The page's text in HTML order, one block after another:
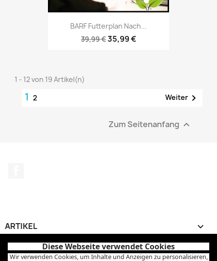
BARF Futterplan Nach...
39,99 €35,99 €
1 - 12 von 19 Artikel(n)
1 2 Weiter 
Zum Seitenanfang 
ARTIKEL 
UNTERNEHMEN 
Diese Webseite verwendet Cookies
Wir verwenden Cookies, um Inhalte und Anzeigen zu personalisieren,